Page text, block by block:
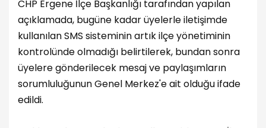
CHP Ergene İlçe Başkanlığı tarafından yapılan
açıklamada, bugüne kadar üyelerle iletişimde
kullanılan SMS sisteminin artık ilçe yönetiminin
kontrolünde olmadığı belirtilerek, bundan sonra
üyelere gönderilecek mesaj ve paylaşımların
sorumluluğunun Genel Merkez'e ait olduğu ifade
edildi.